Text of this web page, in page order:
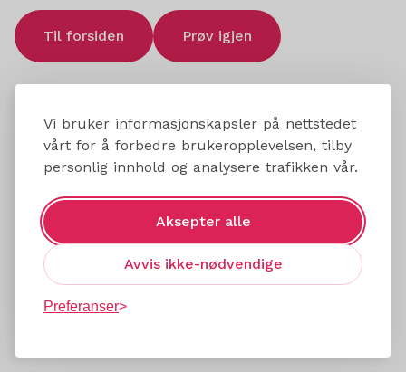
Vi bruker informasjonskapsler på nettstedet
vårt for å forbedre brukeropplevelsen, tilby
personlig innhold og analysere trafikken vår.
Aksepter alle
Avvis ikke-nødvendige
Preferanser
Til forsiden Prøv igjen